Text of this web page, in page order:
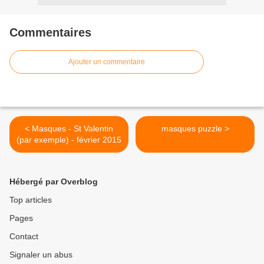
Commentaires
Ajouter un commentaire
< Masques - St Valentin
(par exemple) - février 2015
masques puzzle >
Hébergé par Overblog
Top articles
Pages
Contact
Signaler un abus